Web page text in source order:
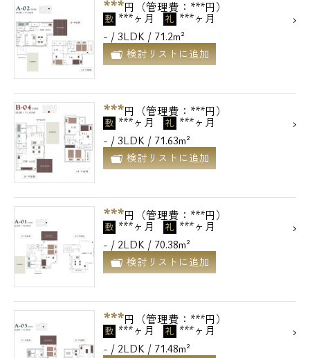
***円（管理費：***円）
敷 ***ヶ月 礼 ***ヶ月
- / 3LDK / 71.2m²
検討リストに追加
***円（管理費：***円）
敷 ***ヶ月 礼 ***ヶ月
- / 3LDK / 71.63m²
検討リストに追加
***円（管理費：***円）
敷 ***ヶ月 礼 ***ヶ月
- / 2LDK / 70.38m²
検討リストに追加
***円（管理費：***円）
敷 ***ヶ月 礼 ***ヶ月
- / 2LDK / 71.48m²